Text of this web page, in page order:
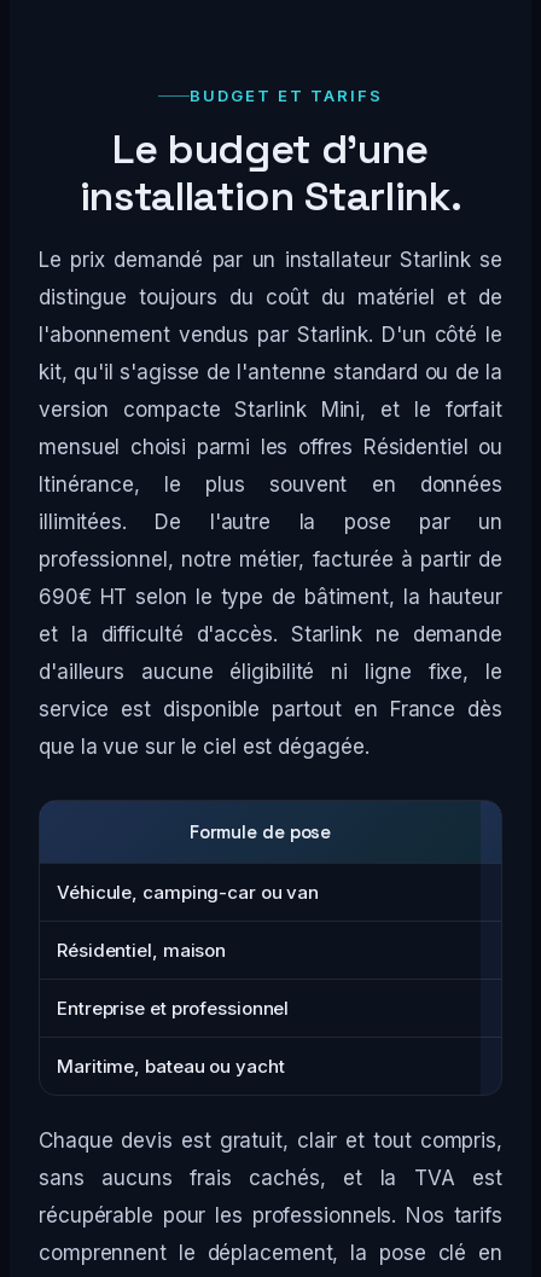
BUDGET ET TARIFS
Le budget d'une
installation Starlink.
Le prix demandé par un installateur Starlink se
distingue toujours du coût du matériel et de
l'abonnement vendus par Starlink. D'un côté le
kit, qu'il s'agisse de l'antenne standard ou de la
version compacte Starlink Mini, et le forfait
mensuel choisi parmi les offres Résidentiel ou
Itinérance, le plus souvent en données
illimitées. De l'autre la pose par un
professionnel, notre métier, facturée à partir de
690€ HT selon le type de bâtiment, la hauteur
et la difficulté d'accès. Starlink ne demande
d'ailleurs aucune éligibilité ni ligne fixe, le
service est disponible partout en France dès
que la vue sur le ciel est dégagée.
Formule de pose
Véhicule, camping-car ou van
Résidentiel, maison
Entreprise et professionnel
Maritime, bateau ou yacht
Chaque devis est gratuit, clair et tout compris,
sans aucuns frais cachés, et la TVA est
récupérable pour les professionnels. Nos tarifs
comprennent le déplacement, la pose clé en